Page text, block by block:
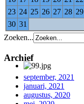
23 24 25 26 27 28 29
30 31
Zoeken...
Archief
september, 2021
januari, 2021
augustus, 2020